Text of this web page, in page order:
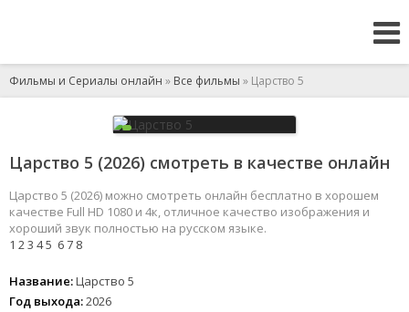
Фильмы и Сериалы онлайн » Все фильмы » Царство 5
Царство 5 (2026) смотреть в качестве онлайн
Царство 5 (2026) можно смотреть онлайн бесплатно в хорошем
качестве Full HD 1080 и 4к, отличное качество изображения и
хороший звук полностью на русском языке.
1 23 45 67 8
Название:Царство 5
Год выхода:2026